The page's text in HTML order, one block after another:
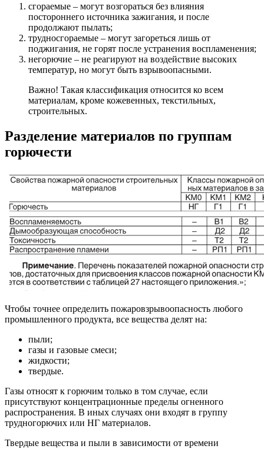
сгораемые – могут возгораться без влияния
постороннего источника зажигания, и после
продолжают пылать;
трудносгораемые – могут загореться лишь от
поджигания, не горят после устранения воспламенения;
негорючие – не реагируют на воздействие высоких
температур, но могут быть взрывоопасными.
Важно! Такая классификация относится ко всем
материалам, кроме кожевенных, текстильных,
строительных.
Разделение материалов по группам
горючести
Чтобы точнее определить пожаровзрывоопасность любого
промышленного продукта, все вещества делят на:
пыли;
газы и газовые смеси;
жидкости;
твердые.
Газы относят к горючим только в том случае, если
присутствуют концентрационные пределы огненного
распространения. В иных случаях они входят в группу
трудногорючих или НГ материалов.
Твердые вещества и пыли в зависимости от времени